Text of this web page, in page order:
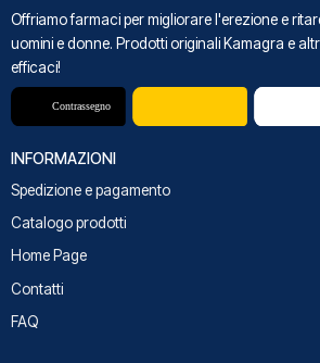
Offriamo farmaci per migliorare l'erezione e
uomini e donne. Prodotti originali Kamagra e
efficaci!
INFORMAZIONI
Spedizione e pagamento
Catalogo prodotti
Home Page
Contatti
FAQ